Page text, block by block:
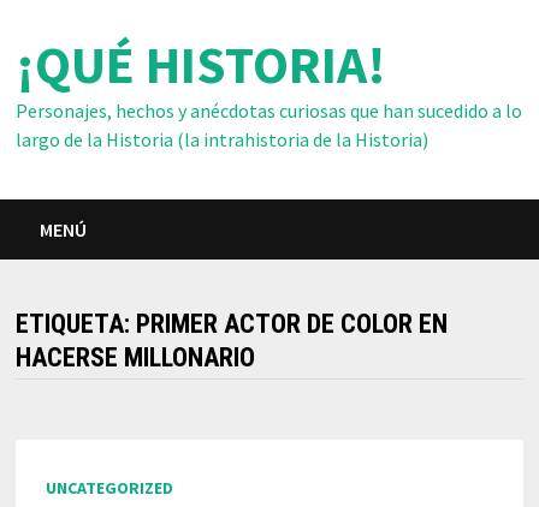
contenido
¡QUÉ HISTORIA!
Personajes, hechos y anécdotas curiosas que han sucedido a lo
largo de la Historia (la intrahistoria de la Historia)
MENÚ
ETIQUETA: PRIMER ACTOR DE COLOR EN
HACERSE MILLONARIO
UNCATEGORIZED